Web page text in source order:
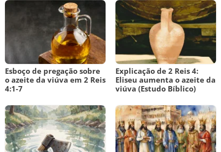
Esboço de pregação sobre
o azeite da viúva em 2 Reis
4:1-7
Explicação de 2 Reis 4:
Eliseu aumenta o azeite da
viúva (Estudo Bíblico)